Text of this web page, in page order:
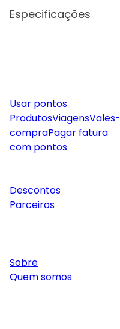
Especificações
Usar pontos
ProdutosViagensVales-
compraPagar fatura
com pontos
Descontos
Parceiros
Sobre
Quem somos